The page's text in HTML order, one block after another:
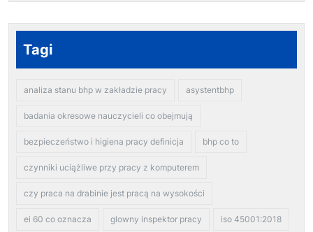
Tagi
analiza stanu bhp w zakładzie pracy asystentbhp
badania okresowe nauczycieli co obejmują
bezpieczeństwo i higiena pracy definicja bhp co to
czynniki uciążliwe przy pracy z komputerem
czy praca na drabinie jest pracą na wysokości
ei 60 co oznacza glowny inspektor pracy iso 45001:2018